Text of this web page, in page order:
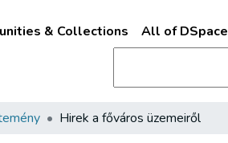
& Collections All of DSpace
Hirek a főváros üzemeiről